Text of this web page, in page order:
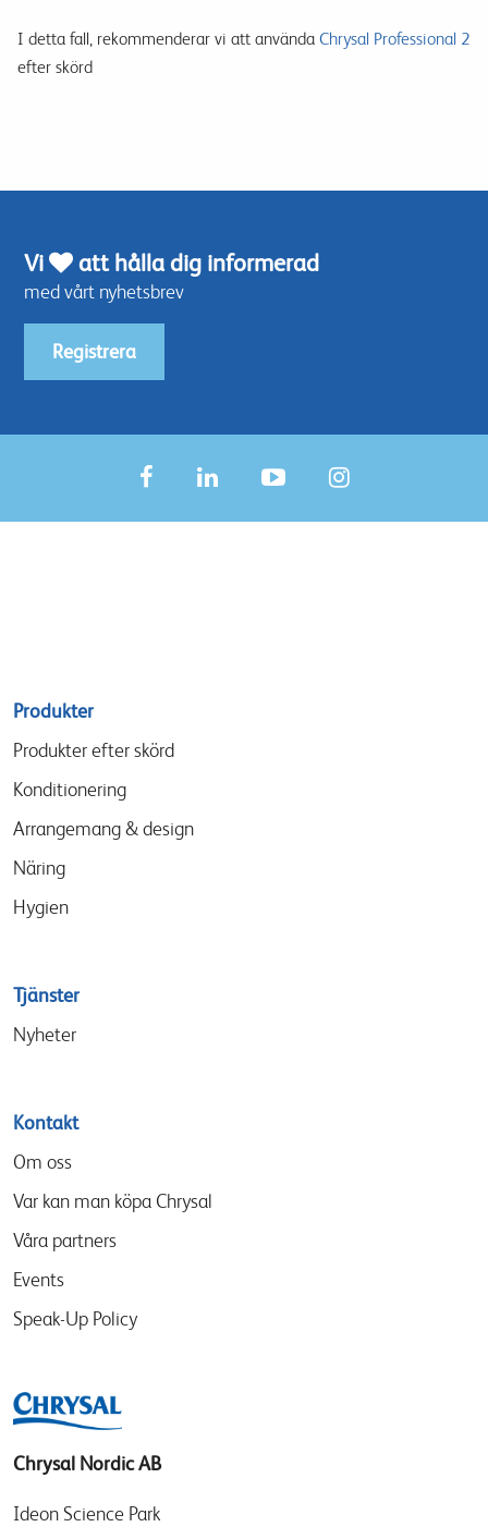
I detta fall, rekommenderar vi att använda Chrysal Professional 2
efter skörd
Vi att hålla dig informerad
med vårt nyhetsbrev
Registrera
Sitemap
menu
Produkter
Produkter efter skörd
Konditionering
Arrangemang & design
Näring
Hygien
Tjänster
Nyheter
Kontakt
Om oss
Var kan man köpa Chrysal
Våra partners
Events
Speak-Up Policy
Chrysal Nordic AB
Ideon Science Park